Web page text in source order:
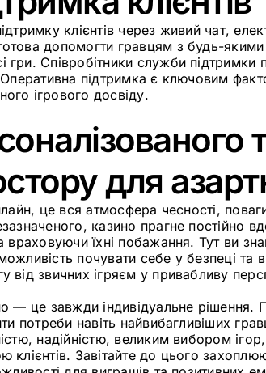
клієнтів через живий чат,
допомогти гравцям з будь-
Співробітники служби підтримки
Оперативна підтримка є ключовим
ігрового досвіду.
для
це вся атмосфера чесності,
казино прагне постійно
враховуючи їхні побажання. Тут ви
почувати себе у безпеці та
від звичних ігряєм у привабливу
— це завжди індивідуальне рішення.
потреби навіть найвибагливіших
надійністю, великим вибором
клієнтів. Завітайте до цього